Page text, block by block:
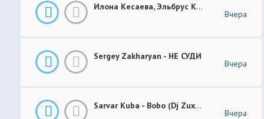
Илона Кесаева, Эльбрус Кесаев - Поздняя Любовь Премьера Трека 2026
Вчера
Sergey Zakharyan - НЕ СУДИ
Вчера
Sarvar Kuba - Bobo (Dj Zuxa Remix)
Вчера